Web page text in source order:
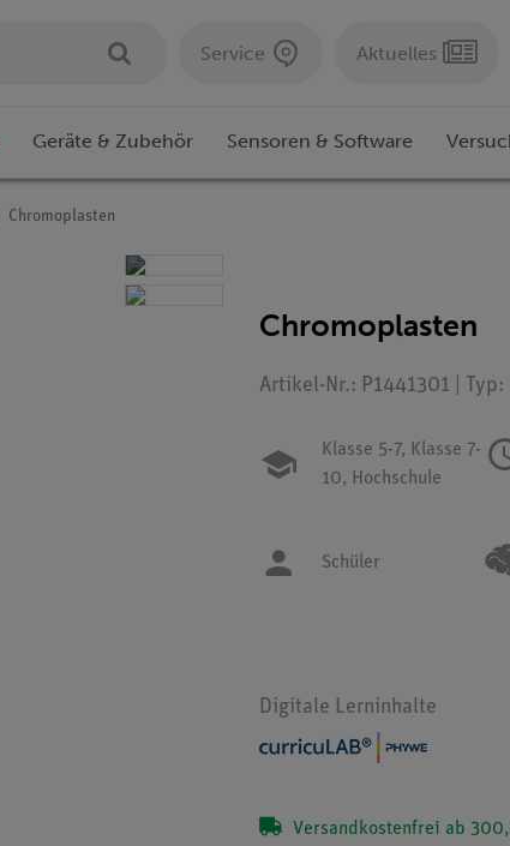
Service Aktuelles
Geräte & Zubehör Sensoren & Software
Chromoplasten
Chromoplasten
Artikel-Nr.: P1441301 |
Klasse 5-7, Klasse 7-
10, Hochschule
Schüler
Digitale Lerninhalte
Versandkostenfrei ab